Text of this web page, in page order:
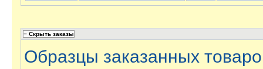
Образцы заказанных